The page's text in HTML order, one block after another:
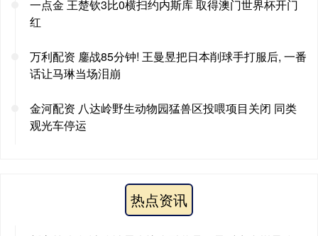
一点金 王楚钦3比0横扫约内斯库 取得澳门世界杯开门
红
万利配资 鏖战85分钟! 王曼昱把日本削球手打服后, 一番
话让马琳当场泪崩
金河配资 八达岭野生动物园猛兽区投喂项目关闭 同类
观光车停运
热点资讯